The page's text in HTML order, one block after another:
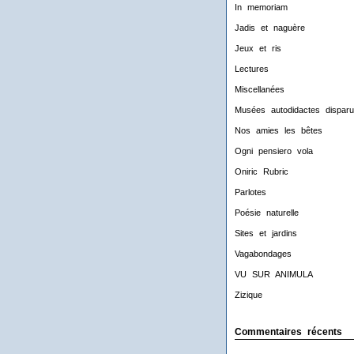
In memoriam
Jadis et naguère
Jeux et ris
Lectures
Miscellanées
Musées autodidactes
Nos amies les bêtes
Ogni pensiero vola
Oniric Rubric
Parlotes
Poésie naturelle
Sites et jardins
Vagabondages
VU SUR ANIMULA
Zizique
Commentaires récents